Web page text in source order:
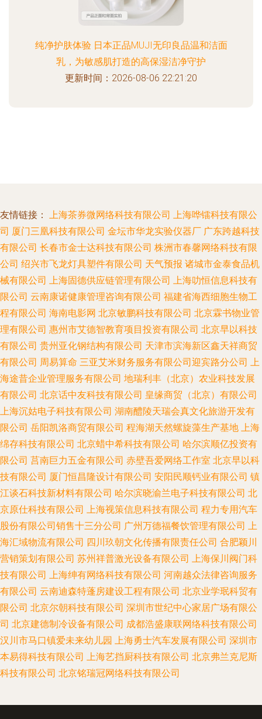
纯净护肤体验 日本正品MUJI无印良品温和洁面
乳，为敏感肌打造的高保湿洁净守护
更新时间：2026-08-06 22:21:20
友情链接： 上海茶券微网络科技有限公司 上海哗镭科技有限公
司 厦门三凰科技有限公司 金坛市华龙实验仪器厂 广东跨越科技
有限公司 长春市金士达科技有限公司 株洲市春馨网络科技有限
公司 绍兴市飞龙灯具塑件有限公司 天气预报 诸城市金泰食品机
械有限公司 上海固德供应链管理有限公司 上海叻恒信息科技有
限公司 云南康诺健康管理咨询有限公司 福建省海西细胞生物工
程有限公司 海南电影网 北京敏鹏科技有限公司 北京霖书物业管
理有限公司 惠州市艾德智教育项目投资有限公司 北京早以科技
有限公司 贵州亚化钢结构有限公司 天津市滨海新区鑫天祥商贸
有限公司 周易算命 三亚艾米财务服务有限公司迎宾路分公司 上
海途昔企业管理服务有限公司 地瑞利丰（北京）农业科技发展
有限公司 北京话中友科技有限公司 皇缘商贸（北京）有限公司
上海沉姑电子科技有限公司 湖南醴陵天瑞会真文化旅游开发有
限公司 岳阳凯洛商贸有限公司 程海湖天然螺旋藻生产基地 上海
绵存科技有限公司 北京蜡中希科技有限公司 哈尔滨顺亿投资有
限公司 莒南巨力五金有限公司 赤壁吾爱网络工作室 北京早以科
技有限公司 厦门恒昌隆设计有限公司 安阳民顺钙业有限公司 镇
江谈石科技新材料有限公司 哈尔滨晓渝兰电子科技有限公司 北
京原仕科技有限公司 上海视策信息科技有限公司 程力专用汽车
股份有限公司销售十三分公司 广州万德福餐饮管理有限公司 上
海汇域物流有限公司 四川玖朝文化传播有限责任公司 合肥颖川
营销策划有限公司 苏州祥普激光设备有限公司 上海保川阀门科
技有限公司 上海绅有网络科技有限公司 河南越众法律咨询服务
有限公司 云南迪森特蓬房建设工程有限公司 北京业学珉科贸有
限公司 北京尔朝科技有限公司 深圳市世纪中心家居广场有限公
司 北京建德制冷设备有限公司 成都浩盛康联网络科技有限公司
汉川市马口镇爱未来幼儿园 上海勇士汽车发展有限公司 深圳市
本易得科技有限公司 上海艺挡厨科技有限公司 北京弗兰克尼斯
科技有限公司 北京铭瑞冠网络科技有限公司